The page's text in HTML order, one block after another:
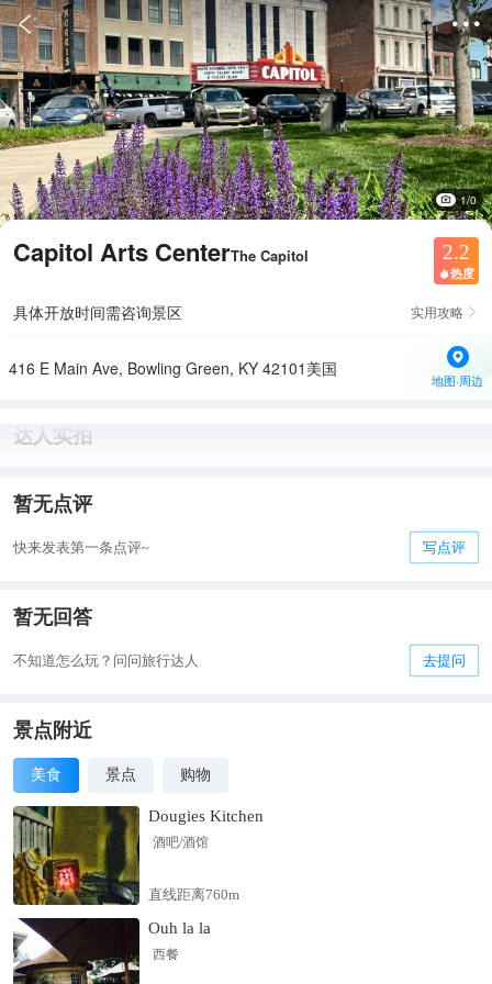
 
1/0
Capitol Arts CenterThe Capitol 2.2
 热度
具体开放时间需咨询景区 实用攻略 
416 E Main Ave, Bowling Green, KY 42101美国
地图·周边
达人实拍
暂无点评
快来发表第一条点评~ 写点评
暂无回答
不知道怎么玩？问问旅行达人 去提问
景点附近
美食 景点 购物
Dougies Kitchen
酒吧/酒馆
直线距离760m
Ouh la la
西餐